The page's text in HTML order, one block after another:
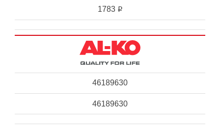
1783 i
46189630
46189630